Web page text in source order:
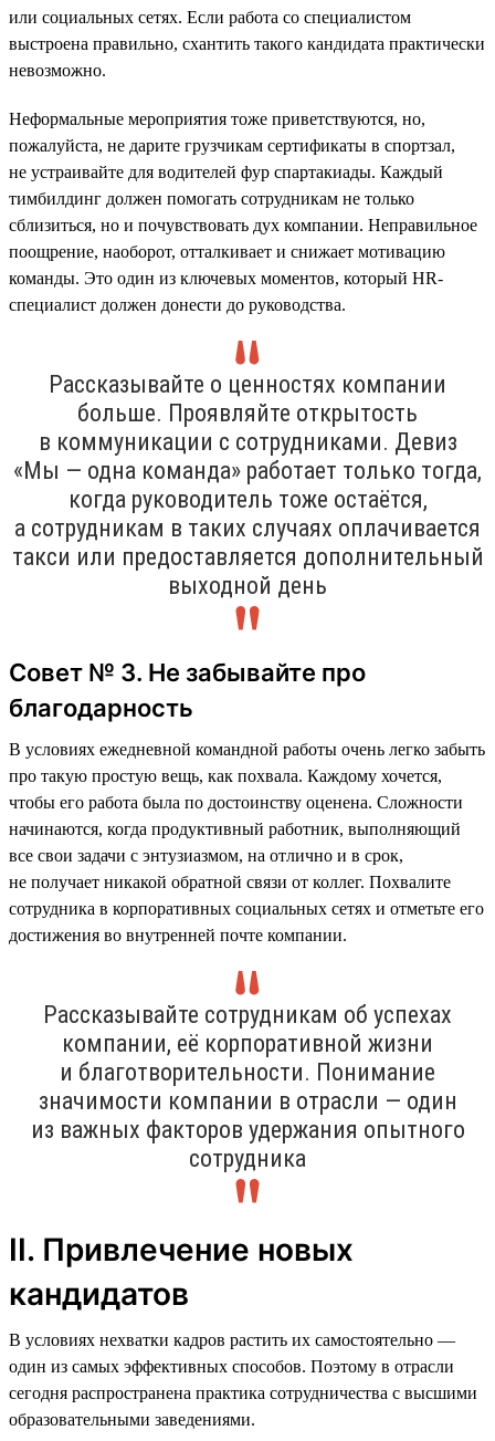
или социальных сетях. Если работа со специалистом
выстроена правильно, схантить такого кандидата практически
невозможно.
Неформальные мероприятия тоже приветствуются, но,
пожалуйста, не дарите грузчикам сертификаты в спортзал,
не устраивайте для водителей фур спартакиады. Каждый
тимбилдинг должен помогать сотрудникам не только
сблизиться, но и почувствовать дух компании. Неправильное
поощрение, наоборот, отталкивает и снижает мотивацию
команды. Это один из ключевых моментов, который HR-
специалист должен донести до руководства.
Рассказывайте о ценностях компании
больше. Проявляйте открытость
в коммуникации с сотрудниками. Девиз
«Мы — одна команда» работает только тогда,
когда руководитель тоже остаётся,
а сотрудникам в таких случаях оплачивается
такси или предоставляется дополнительный
выходной день
Совет № 3. Не забывайте про
благодарность
В условиях ежедневной командной работы очень легко забыть
про такую простую вещь, как похвала. Каждому хочется,
чтобы его работа была по достоинству оценена. Сложности
начинаются, когда продуктивный работник, выполняющий
все свои задачи с энтузиазмом, на отлично и в срок,
не получает никакой обратной связи от коллег. Похвалите
сотрудника в корпоративных социальных сетях и отметьте его
достижения во внутренней почте компании.
Рассказывайте сотрудникам об успехах
компании, её корпоративной жизни
и благотворительности. Понимание
значимости компании в отрасли — один
из важных факторов удержания опытного
сотрудника
II. Привлечение новых
кандидатов
В условиях нехватки кадров растить их самостоятельно —
один из самых эффективных способов. Поэтому в отрасли
сегодня распространена практика сотрудничества с высшими
образовательными заведениями.